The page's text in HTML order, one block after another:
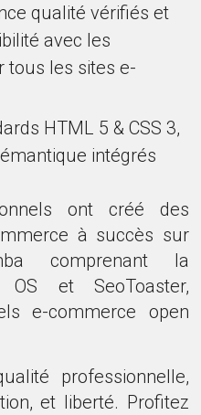
qualité vérifiés et
avec les
tous les sites e-
HTML 5 & CSS 3,
intégrés
ont créé des
à succès sur
comprenant la
OS et SeoToaster,
e-commerce open
professionnelle,
et liberté. Profitez